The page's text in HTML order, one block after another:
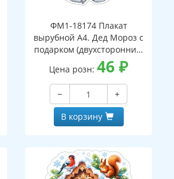
ФМ1-18174 Плакат
вырубной А4. Дед Мороз с
подарком (двухсторонний,
ВД-лак)
Цена розн:46₽
−
+
В корзину